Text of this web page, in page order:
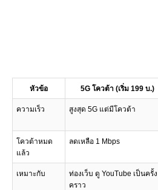
หัวข้อ 5G โควต้า (เริ่ม 199 บ.)
ความเร็ว สูงสุด 5G แต่มีโควต้า
โควต้าหมด
แล้ว
ลดเหลือ 1 Mbps
เหมาะกับ
ท่องเว็บ ดู YouTube เป็นครั้ง
คราว